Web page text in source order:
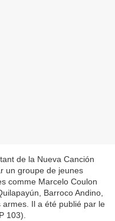
de la Nueva Canción
un groupe de jeunes
comme Marcelo Coulon
Barroco Andino,
Il a été publié par le
103).